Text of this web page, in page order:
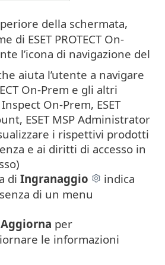
della schermata,
di ESET PROTECT On-
l’icona di navigazione del
aiuta l’utente a navigare
On-Prem e gli altri
On-Prem, ESET
ESET MSP Administrator
i rispettivi prodotti
e ai diritti di accesso in
di Ingranaggio
indica
di un menu
Aggiorna per
le informazioni